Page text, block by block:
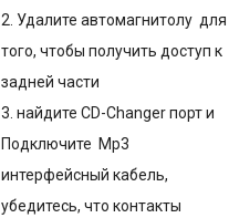
2. Удалите автомагнитолу для
того, чтобы получить доступ к
задней части
3. найдите CD-Changer порт и
Подключите Mp3
интерфейсный кабель,
убедитесь, что контакты